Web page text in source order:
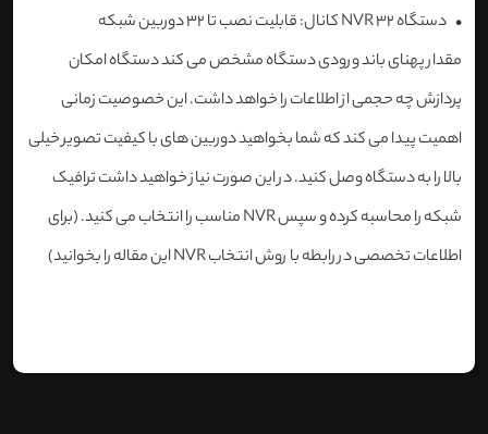
• دستگاه NVR 32 کانال: قابلیت نصب تا 32 دوربین شبکه
مقدار پهنای باند ورودی دستگاه مشخص می کند دستگاه امکان
پردازش چه حجمی از اطلاعات را خواهد داشت. این خصوصیت زمانی
اهمیت پیدا می کند که شما بخواهید دوربین های با کیفیت تصویر خیلی
بالا را به دستگاه وصل کنید. در این صورت نیاز خواهید داشت ترافیک
شبکه را محاسبه کرده و سپس NVR مناسب را انتخاب می کنید. (برای
اطلاعات تخصصی در رابطه با روش انتخاب NVR این مقاله را بخوانید)